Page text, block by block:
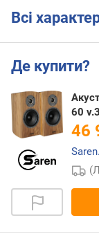
Всі
Де купити?
60
46